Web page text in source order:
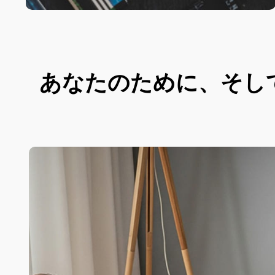
あなたのために、そ